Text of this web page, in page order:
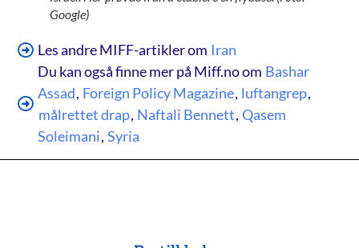
Google)
Les andre MIFF-artikler om Iran
Du kan også finne mer på Miff.no om Bashar
Assad, Foreign Policy Magazine, luftangrep,
målrettet drap, Naftali Bennett, Qasem
Soleimani, Syria